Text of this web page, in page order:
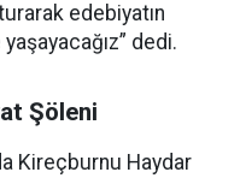
edebiyatın
dedi.
Şöleni
Kireçburnu Haydar